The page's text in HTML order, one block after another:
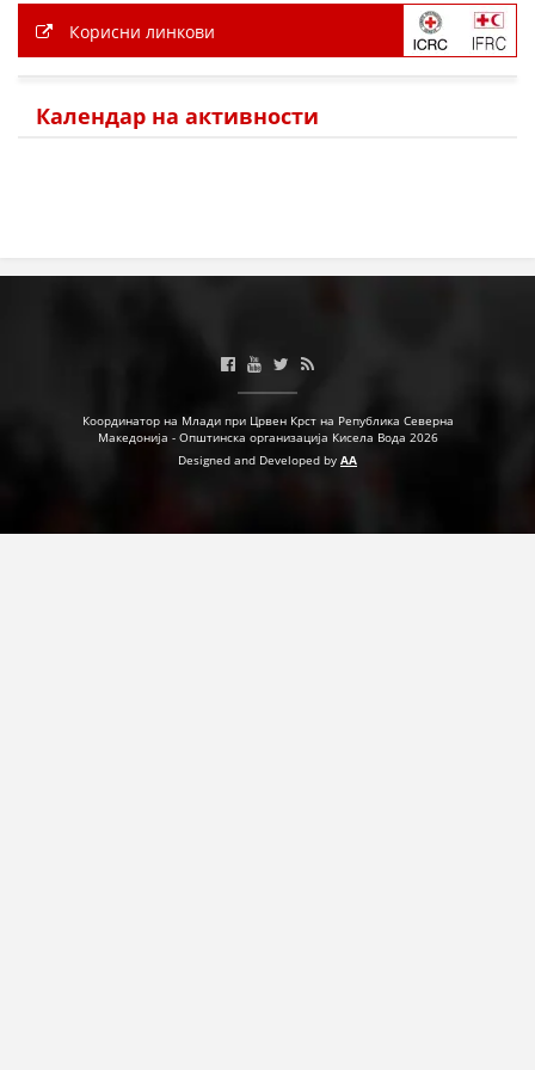
ДЕЈСТВУВАЊЕ
Корисни линкови
Календар на активности
Координатор на Млади при Црвен Крст на Република Северна
Македонија - Општинска организација Кисела Вода 2026
Designed and Developed by AA